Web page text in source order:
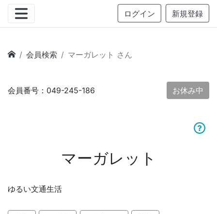
ログイン 新規登録
会員検索 マーガレット さん
会員番号：049-245-186 お休み中
マーガレット
ゆるい文通生活